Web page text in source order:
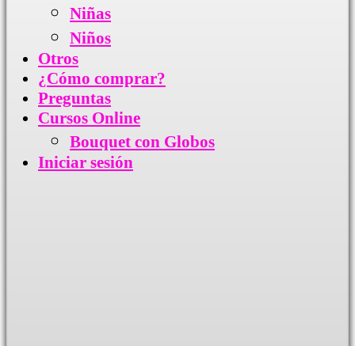
Niñas
Niños
Otros
¿Cómo comprar?
Preguntas
Cursos Online
Bouquet con Globos
Iniciar sesión